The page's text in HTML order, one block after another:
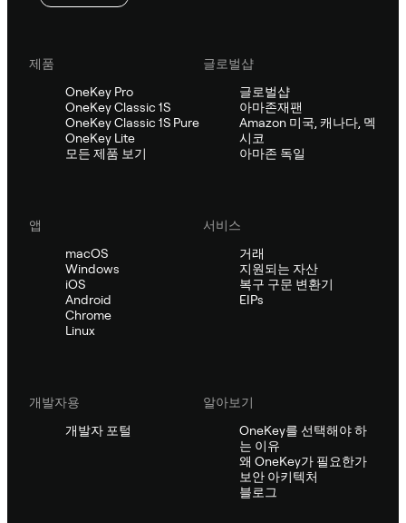
제품
OneKey Pro
OneKey Classic 1S
OneKey Classic 1S Pure
OneKey Lite
모든 제품 보기
글로벌샵
글로벌샵
아마존재팬
Amazon 미국, 캐나다, 멕
시코
아마존 독일
앱
macOS
Windows
iOS
Android
Chrome
Linux
서비스
거래
지원되는 자산
복구 구문 변환기
EIPs
개발자용
개발자 포털
알아보기
OneKey를 선택해야 하
는 이유
왜 OneKey가 필요한가
보안 아키텍처
블로그